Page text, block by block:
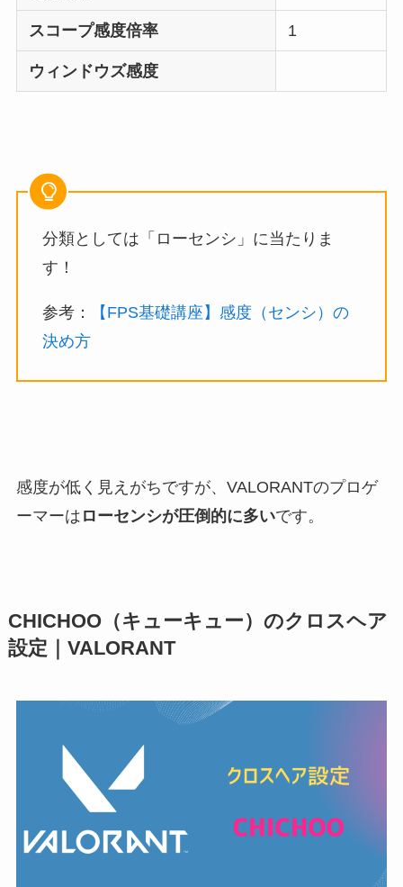
スコープ感度倍率 1
ウィンドウズ感度
分類としては「ローセンシ」に当たりま
す！
参考：
【FPS基礎講座】感度（センシ）の
決め方
感度が低く見えがちですが、VALORANTのプロゲ
ーマーは ローセンシが圧倒的に多いです。
CHICHOO（キューキュー）のクロスヘア
設定｜VALORANT